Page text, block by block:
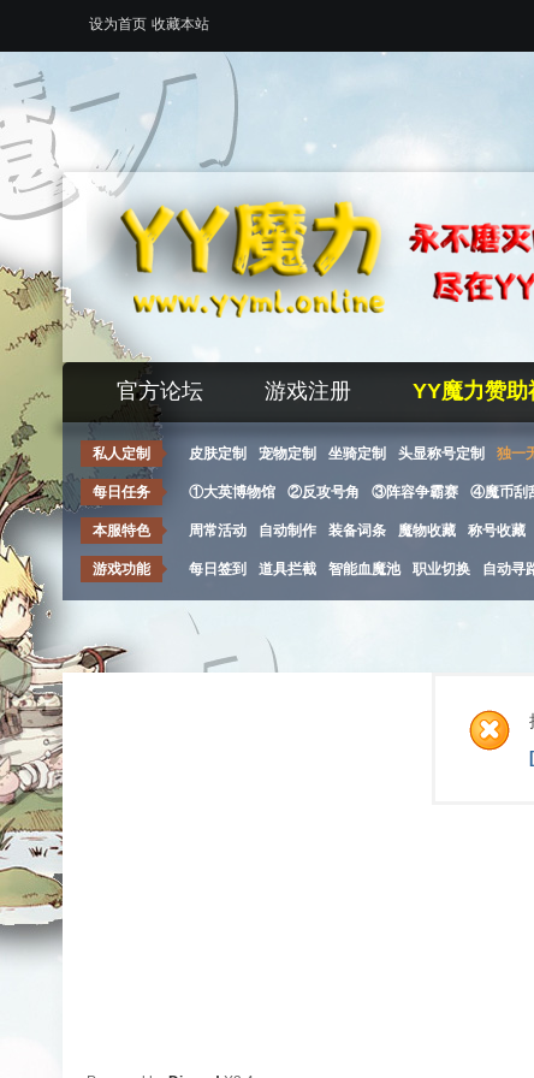
设为首页 收藏本站
官方论坛 游戏注册 YY魔力赞助
私人定制 皮肤定制 宠物定制 坐骑定制 头显称号定制 独一
每日任务 ①大英博物馆 ②反攻号角 ③阵容争霸赛 ④魔币刮
本服特色 周常活动 自动制作 装备词条 魔物收藏 称号收藏
游戏功能 每日签到 道具拦截 智能血魔池 职业切换 自动寻